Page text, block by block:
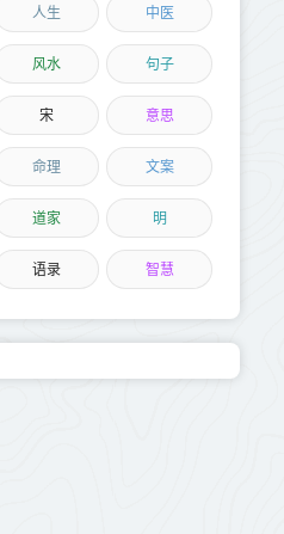
人生 中医
风水 句子
宋 意思
命理 文案
道家 明
语录 智慧